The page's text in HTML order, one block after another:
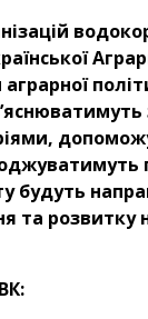
будуть
та розвитку